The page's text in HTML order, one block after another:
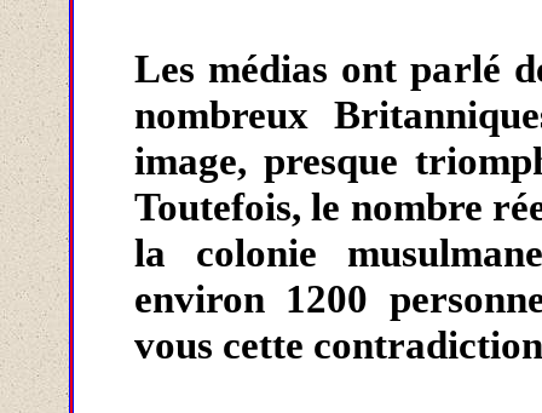
Les médias ont parlé
nombreux
image, presque
Toutefois, le nombre
la colonie
environ 1200
vous cette